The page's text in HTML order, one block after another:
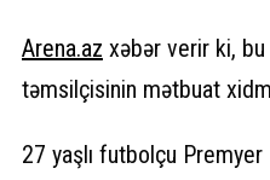
Arena.az xəbər verir ki,
təmsilçisinin mətbuat
27 yaşlı futbolçu Premyer